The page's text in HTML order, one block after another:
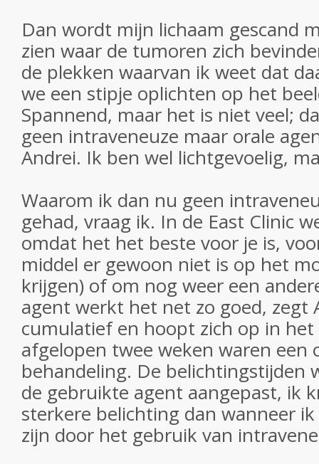
Dan wordt mijn lichaam gescand
zien waar de tumoren zich
de plekken waarvan ik weet dat
we een stipje oplichten op het
Spannend, maar het is niet veel;
geen intraveneuze maar orale
Andrei. Ik ben wel lichtgevoelig,
Waarom ik dan nu geen
gehad, vraag ik. In de East Clinic
omdat het het beste voor je is,
middel er gewoon niet is op het
krijgen) of om nog weer een
agent werkt het net zo goed, zegt
cumulatief en hoopt zich op in het
afgelopen twee weken waren een
behandeling. De belichtingstijden
de gebruikte agent aangepast, ik
sterkere belichting dan wanneer
zijn door het gebruik van